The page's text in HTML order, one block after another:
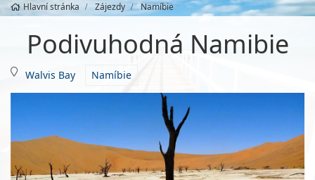
Hlavní stránka Zájezdy Namíbie
Podivuhodná Namibie
Walvis Bay Namíbie